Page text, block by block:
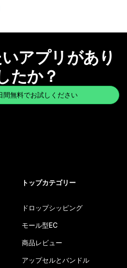
アプリがあり
たか？
無料でお試しください
トップカテゴリー
ドロップシッピング
モール型EC
商品レビュー
アップセルとバンドル